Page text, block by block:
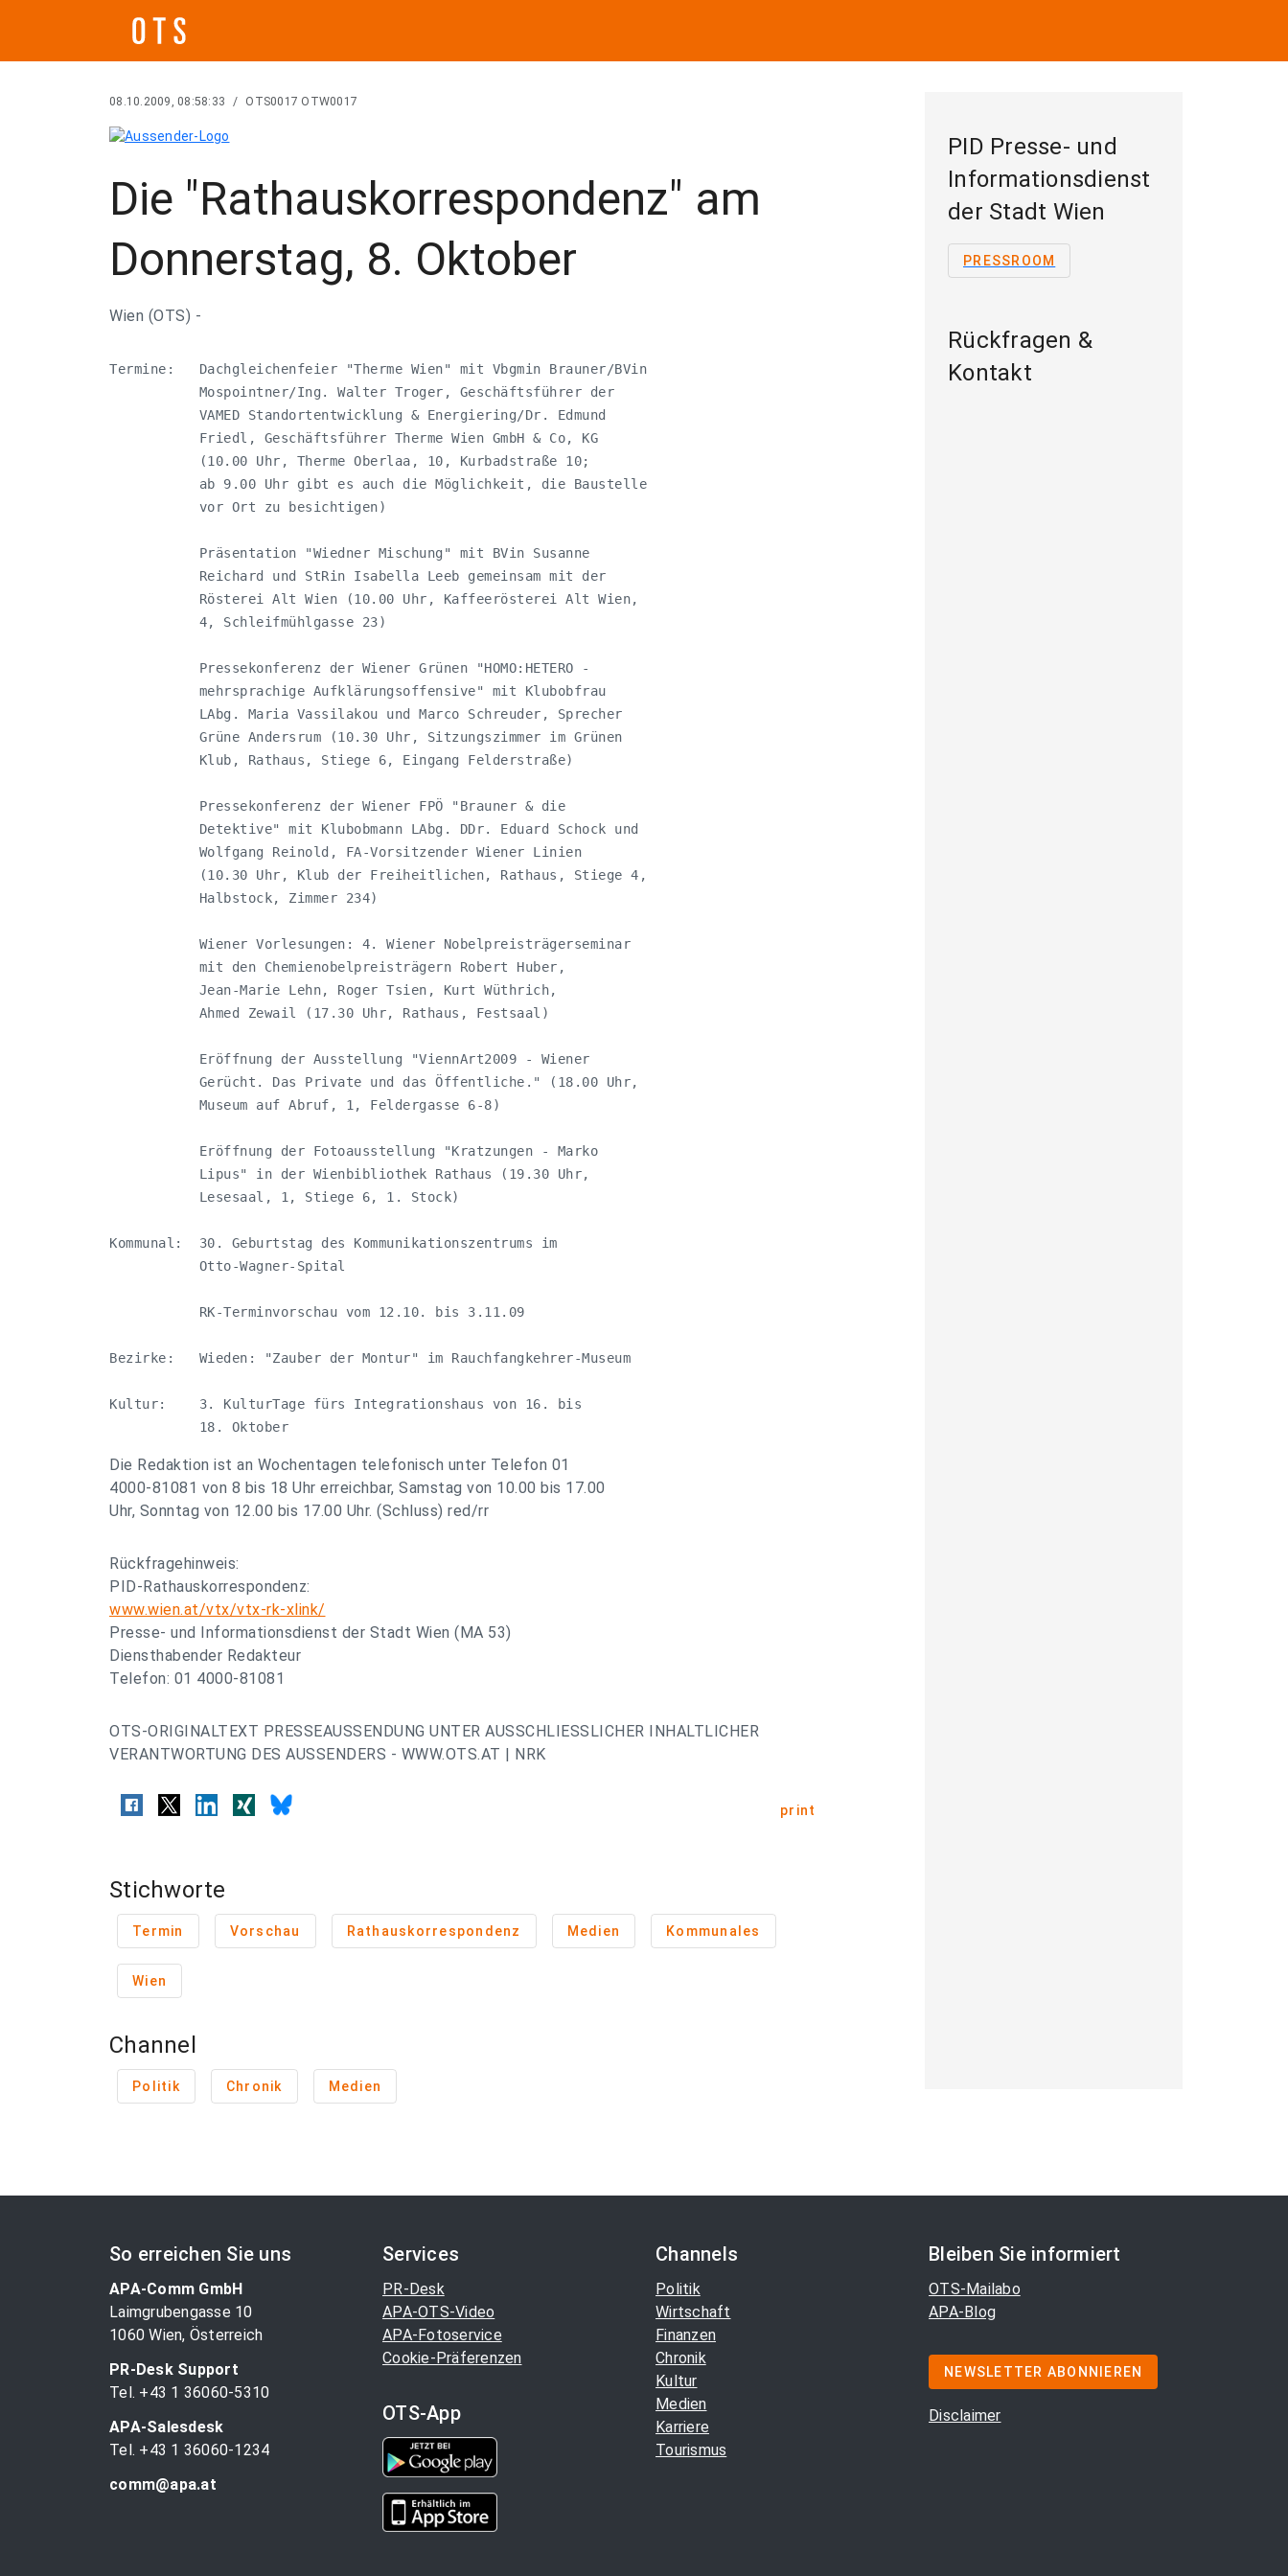
08.10.2009, 08:58:33 / OTS0017 OTW0017
Die "Rathauskorrespondenz" am
Donnerstag, 8. Oktober
Wien (OTS) -
Termine:   Dachgleichenfeier "Therme Wien" mit Vbgmin Brauner/BVin
           Mospointner/Ing. Walter Troger, Geschäftsführer der
           VAMED Standortentwicklung & Energiering/Dr. Edmund
           Friedl, Geschäftsführer Therme Wien GmbH & Co, KG
           (10.00 Uhr, Therme Oberlaa, 10, Kurbadstraße 10;
           ab 9.00 Uhr gibt es auch die Möglichkeit, die Baustelle
           vor Ort zu besichtigen)
           Präsentation "Wiedner Mischung" mit BVin Susanne
           Reichard und StRin Isabella Leeb gemeinsam mit der
           Rösterei Alt Wien (10.00 Uhr, Kaffeerösterei Alt Wien,
           4, Schleifmühlgasse 23)
           Pressekonferenz der Wiener Grünen "HOMO:HETERO -
           mehrsprachige Aufklärungsoffensive" mit Klubobfrau
           LAbg. Maria Vassilakou und Marco Schreuder, Sprecher
           Grüne Andersrum (10.30 Uhr, Sitzungszimmer im Grünen
           Klub, Rathaus, Stiege 6, Eingang Felderstraße)
           Pressekonferenz der Wiener FPÖ "Brauner & die
           Detektive" mit Klubobmann LAbg. DDr. Eduard Schock und
           Wolfgang Reinold, FA-Vorsitzender Wiener Linien
           (10.30 Uhr, Klub der Freiheitlichen, Rathaus, Stiege 4,
           Halbstock, Zimmer 234)
           Wiener Vorlesungen: 4. Wiener Nobelpreisträgerseminar
           mit den Chemienobelpreisträgern Robert Huber,
           Jean-Marie Lehn, Roger Tsien, Kurt Wüthrich,
           Ahmed Zewail (17.30 Uhr, Rathaus, Festsaal)
           Eröffnung der Ausstellung "ViennArt2009 - Wiener
           Gerücht. Das Private und das Öffentliche." (18.00 Uhr,
           Museum auf Abruf, 1, Feldergasse 6-8)
           Eröffnung der Fotoausstellung "Kratzungen - Marko
           Lipus" in der Wienbibliothek Rathaus (19.30 Uhr,
           Lesesaal, 1, Stiege 6, 1. Stock)
Kommunal:  30. Geburtstag des Kommunikationszentrums im
           Otto-Wagner-Spital
           RK-Terminvorschau vom 12.10. bis 3.11.09
Bezirke:   Wieden: "Zauber der Montur" im Rauchfangkehrer-Museum
Kultur:    3. KulturTage fürs Integrationshaus von 16. bis
           18. Oktober
Die Redaktion ist an Wochentagen telefonisch unter Telefon 01
4000-81081 von 8 bis 18 Uhr erreichbar, Samstag von 10.00 bis 17.00
Uhr, Sonntag von 12.00 bis 17.00 Uhr. (Schluss) red/rr
Rückfragehinweis:
PID-Rathauskorrespondenz:
www.wien.at/vtx/vtx-rk-xlink/
Presse- und Informationsdienst der Stadt Wien (MA 53)
Diensthabender Redakteur
Telefon: 01 4000-81081
OTS-ORIGINALTEXT PRESSEAUSSENDUNG UNTER AUSSCHLIESSLICHER INHALTLICHER
VERANTWORTUNG DES AUSSENDERS - WWW.OTS.AT | NRK
print
Stichworte
Termin Vorschau Rathauskorrespondenz Medien Kommunales
Wien
Channel
Politik Chronik Medien
PID Presse- und
Informationsdienst
der Stadt Wien
PRESSROOM
Rückfragen &
Kontakt
So erreichen Sie uns
APA-Comm GmbH
Laimgrubengasse 10
1060 Wien, Österreich
PR-Desk Support
Tel. +43 1 36060-5310
APA-Salesdesk
Tel. +43 1 36060-1234
comm@apa.at
Services
PR-Desk
APA-OTS-Video
APA-Fotoservice
Cookie-Präferenzen
OTS-App
Channels
Politik
Wirtschaft
Finanzen
Chronik
Kultur
Medien
Karriere
Tourismus
Bleiben Sie informiert
OTS-Mailabo
APA-Blog
NEWSLETTER ABONNIEREN
Disclaimer